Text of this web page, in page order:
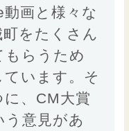
画と様々な
をたくさん
もらうため
います。そ
、CM大賞
う意見があ